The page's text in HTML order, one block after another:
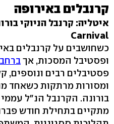
קרנבלים באירופה
איטליה:
Carnival
כשחושבים על קרנבלים
ופסטיבל המסכות, אך
פסטיבלים רבים ונוספים,
ומסורות מרתקות כשאחד
בורונה. הקרנבל הנ"ל
מתקיים בתחילת חודש